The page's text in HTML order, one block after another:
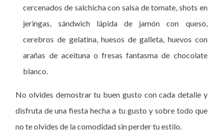
cercenados de salchicha con salsa de tomate, shots en
jeringas, sándwich lápida de jamón con queso,
cerebros de gelatina, huesos de galleta, huevos con
arañas de aceituna o fresas fantasma de chocolate
blanco.
No olvides demostrar tu buen gusto con cada detalle y
disfruta de una fiesta hecha a tu gusto y sobre todo que
no te olvides de la comodidad sin perder tu estilo.